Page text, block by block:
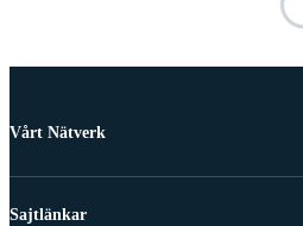
Vårt Nätverk
Sajtlänkar